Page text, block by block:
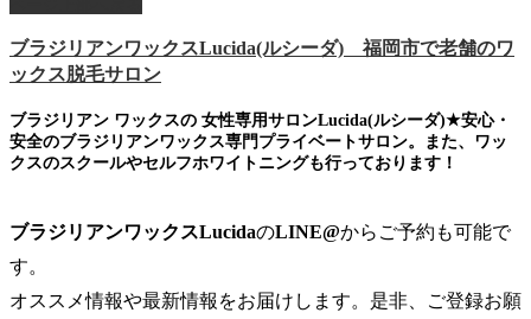
ブラジリアンワックスLucida(ルシーダ) 福岡市で老舗のワ
ックス脱毛サロン
ブラジリアン ワックスの 女性専用サロンLucida(ルシーダ)★安心・
安全のブラジリアンワックス専門プライベートサロン。また、ワッ
クスのスクールやセルフホワイトニングも行っております！
ブラジリアンワックスLucidaのLINE@からご予約も可能で
す。
オススメ情報や最新情報をお届けします。是非、ご登録お願